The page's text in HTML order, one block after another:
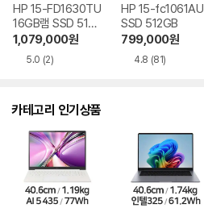
HP 15-FD1630TU
16GB램 SSD 512
GB
1,079,000원
5.0 (2)
HP 15-fc1061AU
SSD 512GB
799,000원
4.8 (81)
카테고리 인기상품